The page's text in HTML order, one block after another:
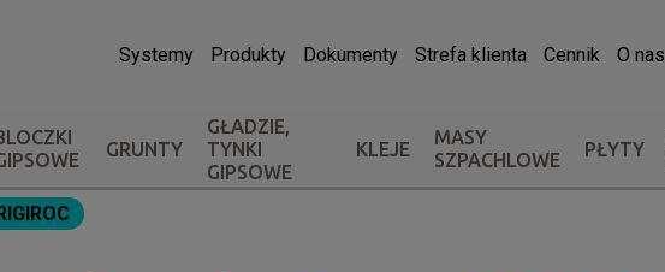
Systemy Produkty Dokumenty Strefa klienta Cennik O nas
GRUNTY
GŁADZIE,
TYNKI
GIPSOWE
KLEJE
MASY
SZPACHLOWE
PŁYTY